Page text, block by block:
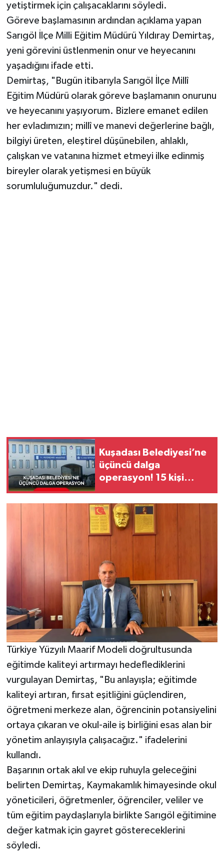
yetiştirmek için çalışacaklarını söyledi.
Göreve başlamasının ardından açıklama yapan
Sarıgöl İlçe Milli Eğitim Müdürü Yıldıray Demirtaş,
yeni görevini üstlenmenin onur ve heyecanını
yaşadığını ifade etti.
Demirtaş, "Bugün itibarıyla Sarıgöl İlçe Millî
Eğitim Müdürü olarak göreve başlamanın onurunu
ve heyecanını yaşıyorum. Bizlere emanet edilen
her evladımızın; millî ve manevi değerlerine bağlı,
bilgiyi üreten, eleştirel düşünebilen, ahlaklı,
çalışkan ve vatanına hizmet etmeyi ilke edinmiş
bireyler olarak yetişmesi en büyük
sorumluluğumuzdur." dedi.
Kuşadası Belediyesi’ne
üçüncü dalga
operasyon! 15 kişi
Türkiye Yüzyılı Maarif Modeli doğrultusunda
eğitimde kaliteyi artırmayı hedeflediklerini
vurgulayan Demirtaş, "Bu anlayışla; eğitimde
kaliteyi artıran, fırsat eşitliğini güçlendiren,
öğretmeni merkeze alan, öğrencinin potansiyelini
ortaya çıkaran ve okul-aile iş birliğini esas alan bir
yönetim anlayışıyla çalışacağız." ifadelerini
kullandı.
Başarının ortak akıl ve ekip ruhuyla geleceğini
belirten Demirtaş, Kaymakamlık himayesinde okul
yöneticileri, öğretmenler, öğrenciler, veliler ve
tüm eğitim paydaşlarıyla birlikte Sarıgöl eğitimine
değer katmak için gayret göstereceklerini
söyledi.